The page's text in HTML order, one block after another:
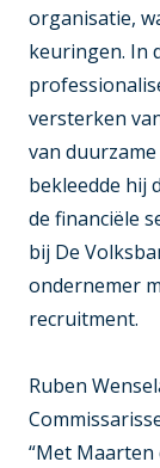
organisatie,
keuringen. In
versterken
van
bekleedde hij
de financiële
bij De
ondernemer
recruitment.
Ruben
“Met